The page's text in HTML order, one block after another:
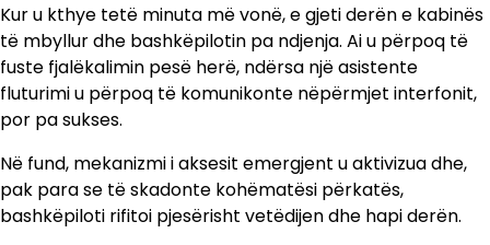
Kur u kthye tetë minuta më vonë, e gjeti derën e kabinës
të mbyllur dhe bashkëpilotin pa ndjenja. Ai u përpoq të
fuste fjalëkalimin pesë herë, ndërsa një asistente
fluturimi u përpoq të komunikonte nëpërmjet interfonit,
por pa sukses.
Në fund, mekanizmi i aksesit emergjent u aktivizua dhe,
pak para se të skadonte kohëmatësi përkatës,
bashkëpiloti rifitoi pjesërisht vetëdijen dhe hapi derën.